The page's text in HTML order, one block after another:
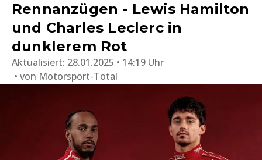
Rennanzügen - Lewis Hamilton
und Charles Leclerc in
dunklerem Rot
Aktualisiert: 28.01.2025 • 14:19 Uhr
von Motorsport-Total